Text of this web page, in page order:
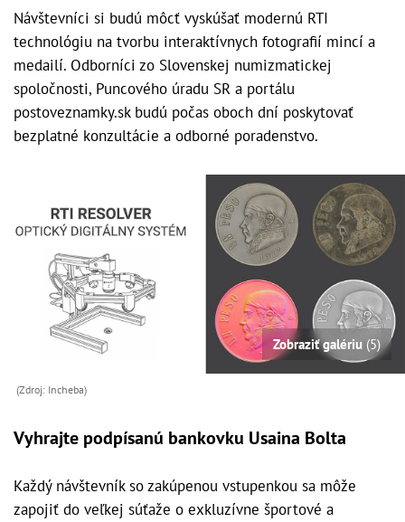
Návštevníci si budú môcť vyskúšať modernú RTI
technológiu na tvorbu interaktívnych fotografií mincí a
medailí. Odborníci zo Slovenskej numizmatickej
spoločnosti, Puncového úradu SR a portálu
postoveznamky.sk budú počas oboch dní poskytovať
bezplatné konzultácie a odborné poradenstvo.
Zobraziť galériu (5)
(Zdroj: Incheba)
Vyhrajte podpísanú bankovku Usaina Bolta
Každý návštevník so zakúpenou vstupenkou sa môže
zapojiť do veľkej súťaže o exkluzívne športové a